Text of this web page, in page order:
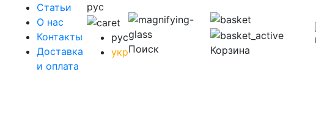
Cтатьи
O нас
Контакты
Доставка
и оплата
рус
рус
укрПоиск Корзина